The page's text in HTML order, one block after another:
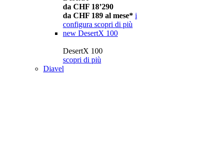
da CHF 18’290
da CHF 189 al mese* i
configura scopri di più
new DesertX 100
DesertX 100
scopri di più
Diavel